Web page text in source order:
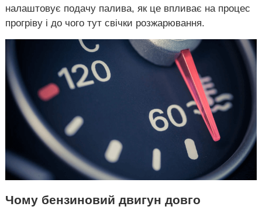
налаштовує подачу палива, як це впливає на процес
прогріву і до чого тут свічки розжарювання.
Чому бензиновий двигун довго